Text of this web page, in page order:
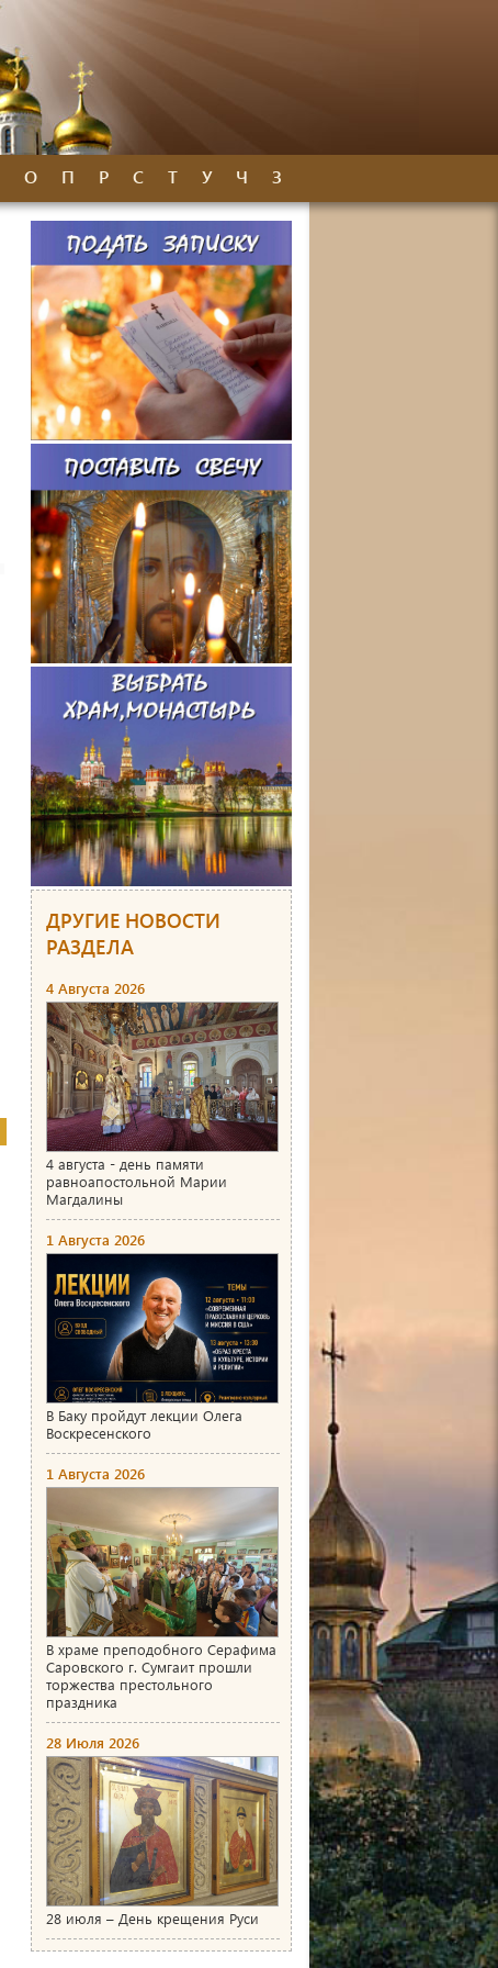
О П Р С Т У Ч З
ДРУГИЕ НОВОСТИ
РАЗДЕЛА
4 Августа 2026
4 августа - день памяти
равноапостольной Марии
Магдалины
1 Августа 2026
В Баку пройдут лекции Олега
Воскресенского
1 Августа 2026
В храме преподобного Серафима
Саровского г. Сумгаит прошли
торжества престольного
праздника
28 Июля 2026
28 июля – День крещения Руси